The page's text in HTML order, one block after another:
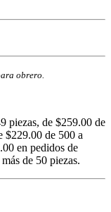
obrero.
piezas, de $259.00 de
$229.00 de 500 a
en pedidos de
de 50 piezas.